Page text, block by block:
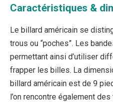
Caractéristiques &
Le billard américain se
trous ou “poches”. Les
permettant ainsi d’utiliser
frapper les billes. La
billard américain est de 9
l’on rencontre également